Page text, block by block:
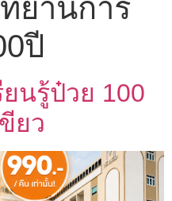
ยานการ
ปี
นรู้ป๋วย 100
ยว